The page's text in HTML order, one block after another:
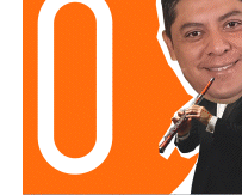
Martínez Guzmán, en
Aquos El Realito es una
Gestión Integral de Agua
Infraestructura(5%),
Conoinsa
(50.999%),